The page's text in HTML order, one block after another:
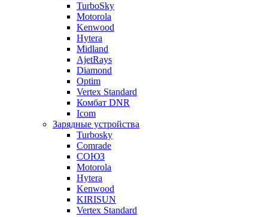
TurboSky
Motorola
Kenwood
Hytera
Midland
AjetRays
Diamond
Optim
Vertex Standard
Комбат DNR
Icom
Зарядные устройства
Turbosky
Comrade
СОЮЗ
Motorola
Hytera
Kenwood
KIRISUN
Vertex Standard